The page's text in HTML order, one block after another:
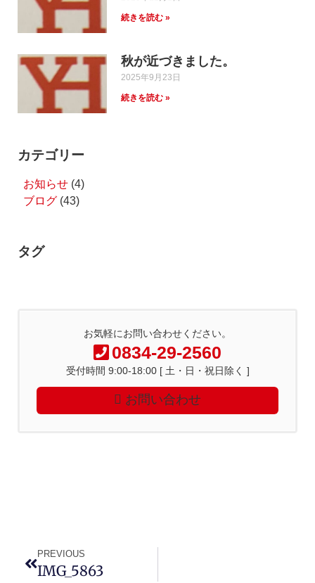
続きを読む »
秋が近づきました。
2025年9月23日
続きを読む »
カテゴリー
お知らせ (4)
ブログ (43)
タグ
お気軽にお問い合わせください。
0834-29-2560
受付時間 9:00-18:00 [ 土・日・祝日除く ]
お問い合わせ
PREVIOUS
IMG_5863